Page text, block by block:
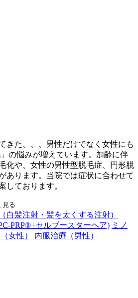
きた、、、男性だけでなく女性にも
の悩みが増えています。加齢に伴
化や、女性の男性型脱毛症、円形脱
あります。当院では症状に合わせて
しております。
見る
白髪注射・髪を太くする注射）
PRP®+セルブースターヘア) ミノ
女性） 内服治療（男性）